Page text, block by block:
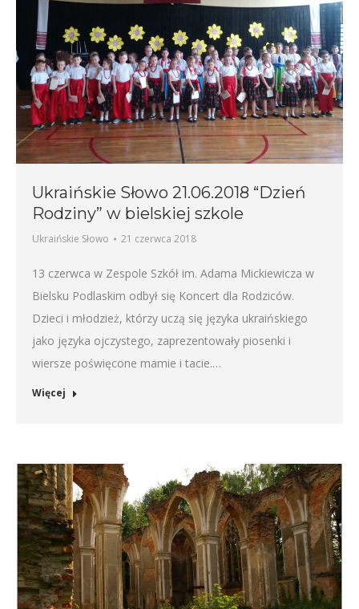
Ukraińskie Słowo 21.06.2018 “Dzień
Rodziny” w bielskiej szkole
Ukraińskie Słowo 21 czerwca 2018
13 czerwca w Zespole Szkół im. Adama Mickiewicza w
Bielsku Podlaskim odbył się Koncert dla Rodziców.
Dzieci i młodzież, którzy uczą się języka ukraińskiego
jako języka ojczystego, zaprezentowały piosenki i
wiersze poświęcone mamie i tacie.…
Więcej